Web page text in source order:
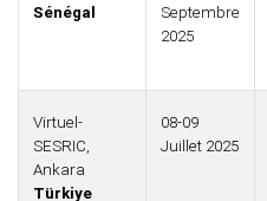
Sénégal
Septembre
2025
Virtuel-
SESRIC,
Ankara
Türkiye
08-09
Juillet 2025